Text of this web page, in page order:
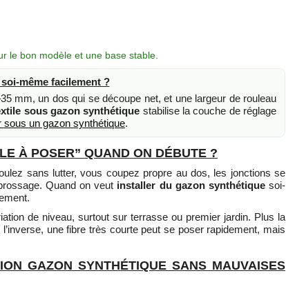
le bon modèle et une base stable.
même facilement ?
mm, un dos qui se découpe net, et une largeur de rouleau
sous gazon synthétique stabilise la couche de réglage
sous un gazon synthétique.
À POSER” QUAND ON DÉBUTE ?
sans lutter, vous coupez propre au dos, les jonctions se
Quand on veut installer du gazon synthétiquesoi-
de niveau, surtout sur terrasse ou premier jardin. Plus la
une fibre très courte peut se poser rapidement, mais
GAZON SYNTHÉTIQUE SANS MAUVAISES